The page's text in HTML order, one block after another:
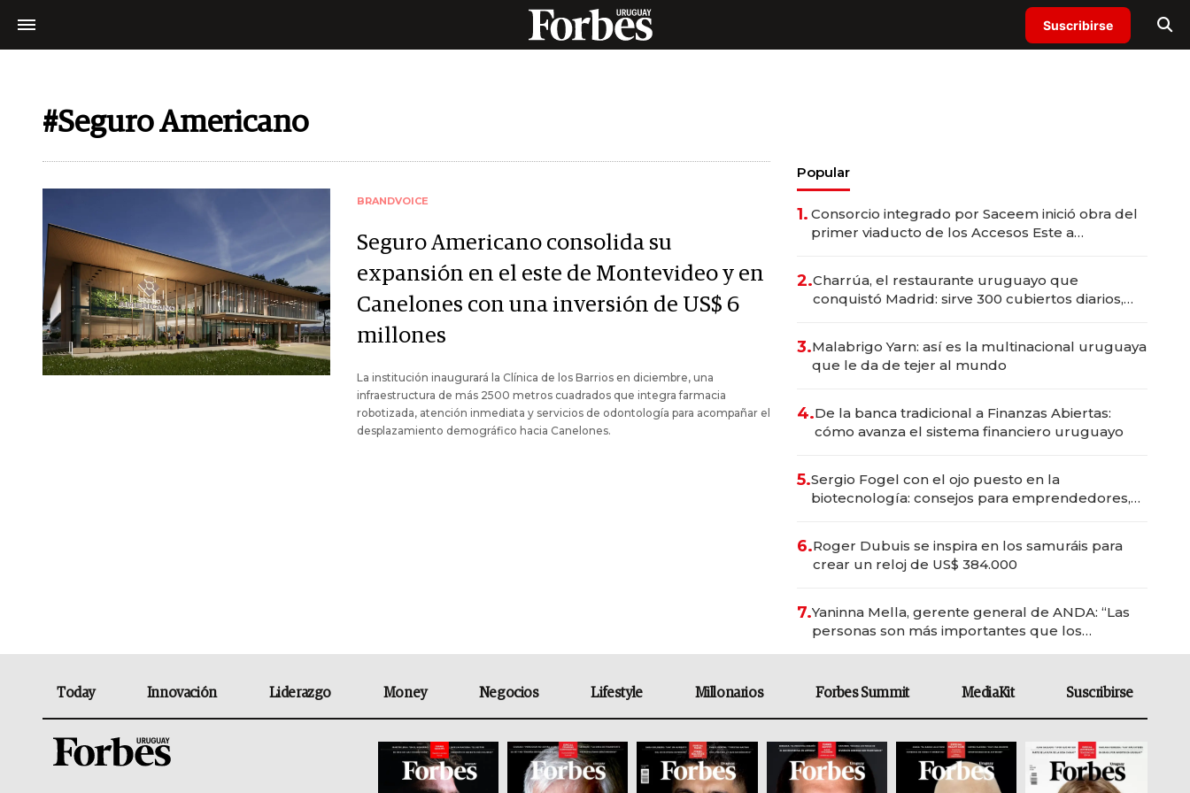
Suscribirse
#Seguro Americano
BRANDVOICE
Seguro Americano consolida su
expansión en el este de Montevideo y en
Canelones con una inversión de US$ 6
millones
La institución inaugurará la Clínica de los Barrios en diciembre, una
infraestructura de más 2500 metros cuadrados que integra farmacia
robotizada, atención inmediata y servicios de odontología para acompañar el
desplazamiento demográfico hacia Canelones.
Popular
1. Consorcio integrado por Saceem inició obra del
primer viaducto de los Accesos Este a
2.Charrúa, el restaurante uruguayo que
conquistó Madrid: sirve 300 cubiertos diarios,
3.Malabrigo Yarn: así es la multinacional uruguaya
que le da de tejer al mundo
4.De la banca tradicional a Finanzas Abiertas:
cómo avanza el sistema financiero uruguayo
5.Sergio Fogel con el ojo puesto en la
biotecnología: consejos para emprendedores,
6.Roger Dubuis se inspira en los samuráis para
crear un reloj de US$ 384.000
7.Yaninna Mella, gerente general de ANDA: “Las
personas son más importantes que los
Today Innovación Liderazgo Money Negocios Lifestyle Millonarios Forbes Summit MediaKit Suscribirse